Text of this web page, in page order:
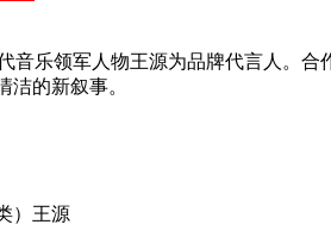
音乐领军人物王源为品牌代言人。
洁的新叙事。
）王源